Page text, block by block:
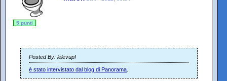
5 punti
Posted By: lelevup!
è stato intervistato dal blog di Panorama